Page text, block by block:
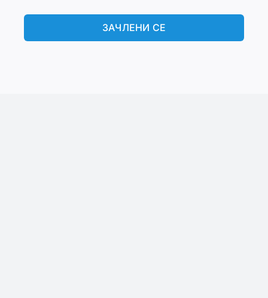
ЗАЧЛЕНИ СЕ